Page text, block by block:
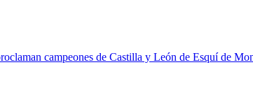
campeones de Castilla y León de Esquí de